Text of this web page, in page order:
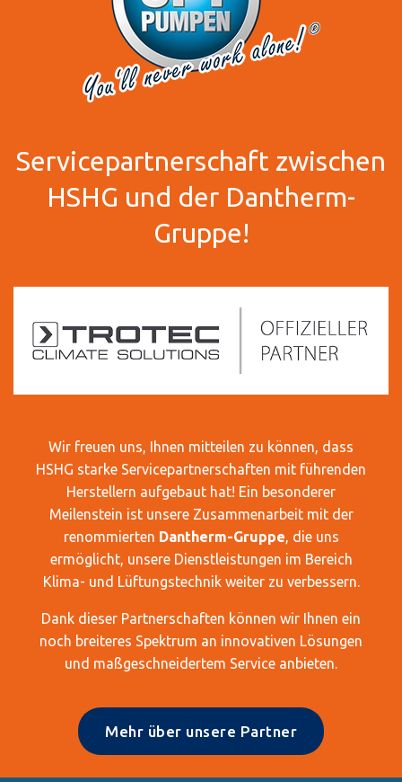
Servicepartnerschaft zwischen
HSHG und der Dantherm-
Gruppe!
Wir freuen uns, Ihnen mitteilen zu können, dass
HSHG starke Servicepartnerschaften mit führenden
Herstellern aufgebaut hat! Ein besonderer
Meilenstein ist unsere Zusammenarbeit mit der
renommierten Dantherm-Gruppe, die uns
ermöglicht, unsere Dienstleistungen im Bereich
Klima- und Lüftungstechnik weiter zu verbessern.
Dank dieser Partnerschaften können wir Ihnen ein
noch breiteres Spektrum an innovativen Lösungen
und maßgeschneidertem Service anbieten.
Mehr über unsere Partner